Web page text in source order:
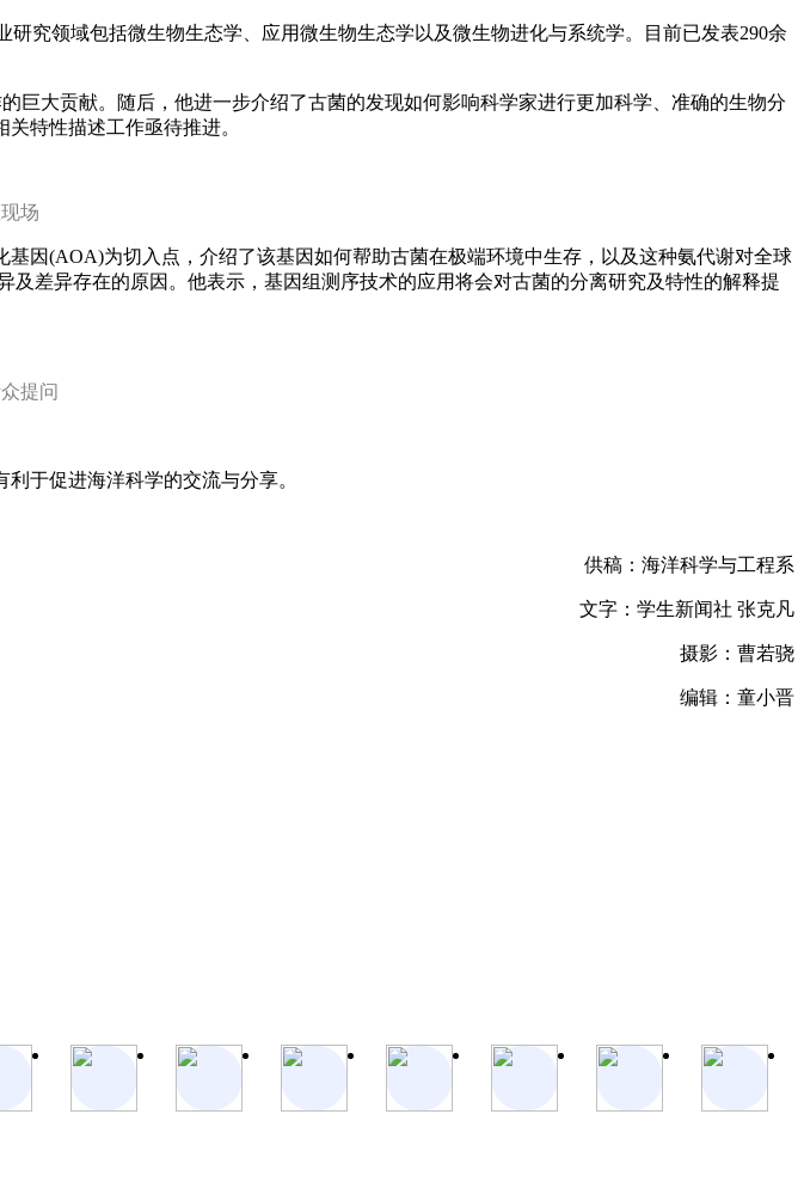
究领域包括微生物生态学、应用微生物生态学以及微生物进化与系统学。目前已发表290余
巨大贡献。随后，他进一步介绍了古菌的发现如何影响科学家进行更加科学、准确的生物分
特性描述工作亟待推进。
场
因(AOA)为切入点，介绍了该基因如何帮助古菌在极端环境中生存，以及这种氨代谢对全球
差异存在的原因。他表示，基因组测序技术的应用将会对古菌的分离研究及特性的解释提
提问
于促进海洋科学的交流与分享。
供稿：海洋科学与工程系
文字：学生新闻社 张克凡
摄影：曹若骁
编辑：童小晋